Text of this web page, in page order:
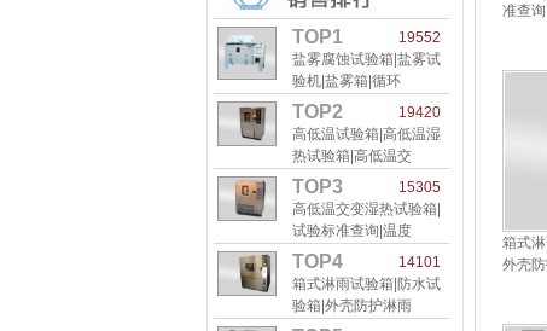
19552
TOP1
盐雾腐蚀试验箱|盐雾试
验机|盐雾箱|循环
19420
TOP2
高低温试验箱|高低温湿
热试验箱|高低温交
15305
TOP3
高低温交变湿热试验箱|
试验标准查询|温度
14101
TOP4
箱式淋雨试验箱|防水试
验箱|外壳防护淋雨
准查
箱式
外壳